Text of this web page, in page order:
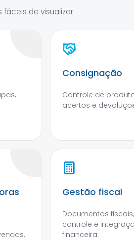
de visualizar.
Consignação
Controle de
acertos e
Gestão fiscal
Documentos
controle e
financeira.